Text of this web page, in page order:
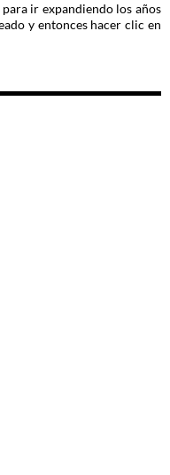
para ir expandiendo los años
y entonces hacer clic en